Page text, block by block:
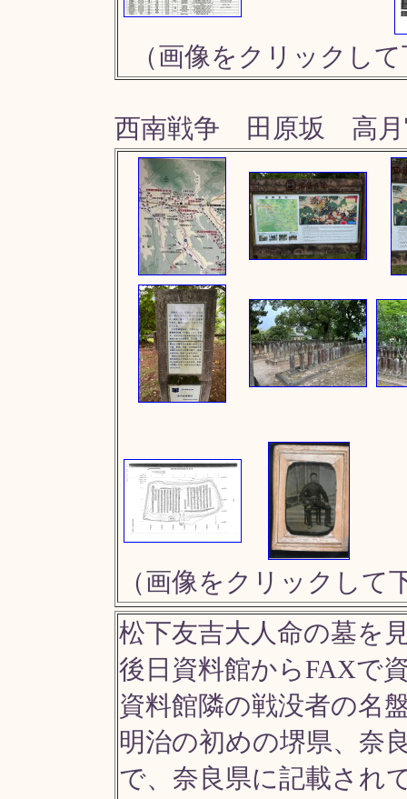
（画像をクリックし
西南戦争 田原坂 高月
（画像をクリックして
松下友吉大人命の墓を
後日資料館からFAXで
資料館隣の戦没者の名
明治の初めの堺県、奈
で、奈良県に記載され